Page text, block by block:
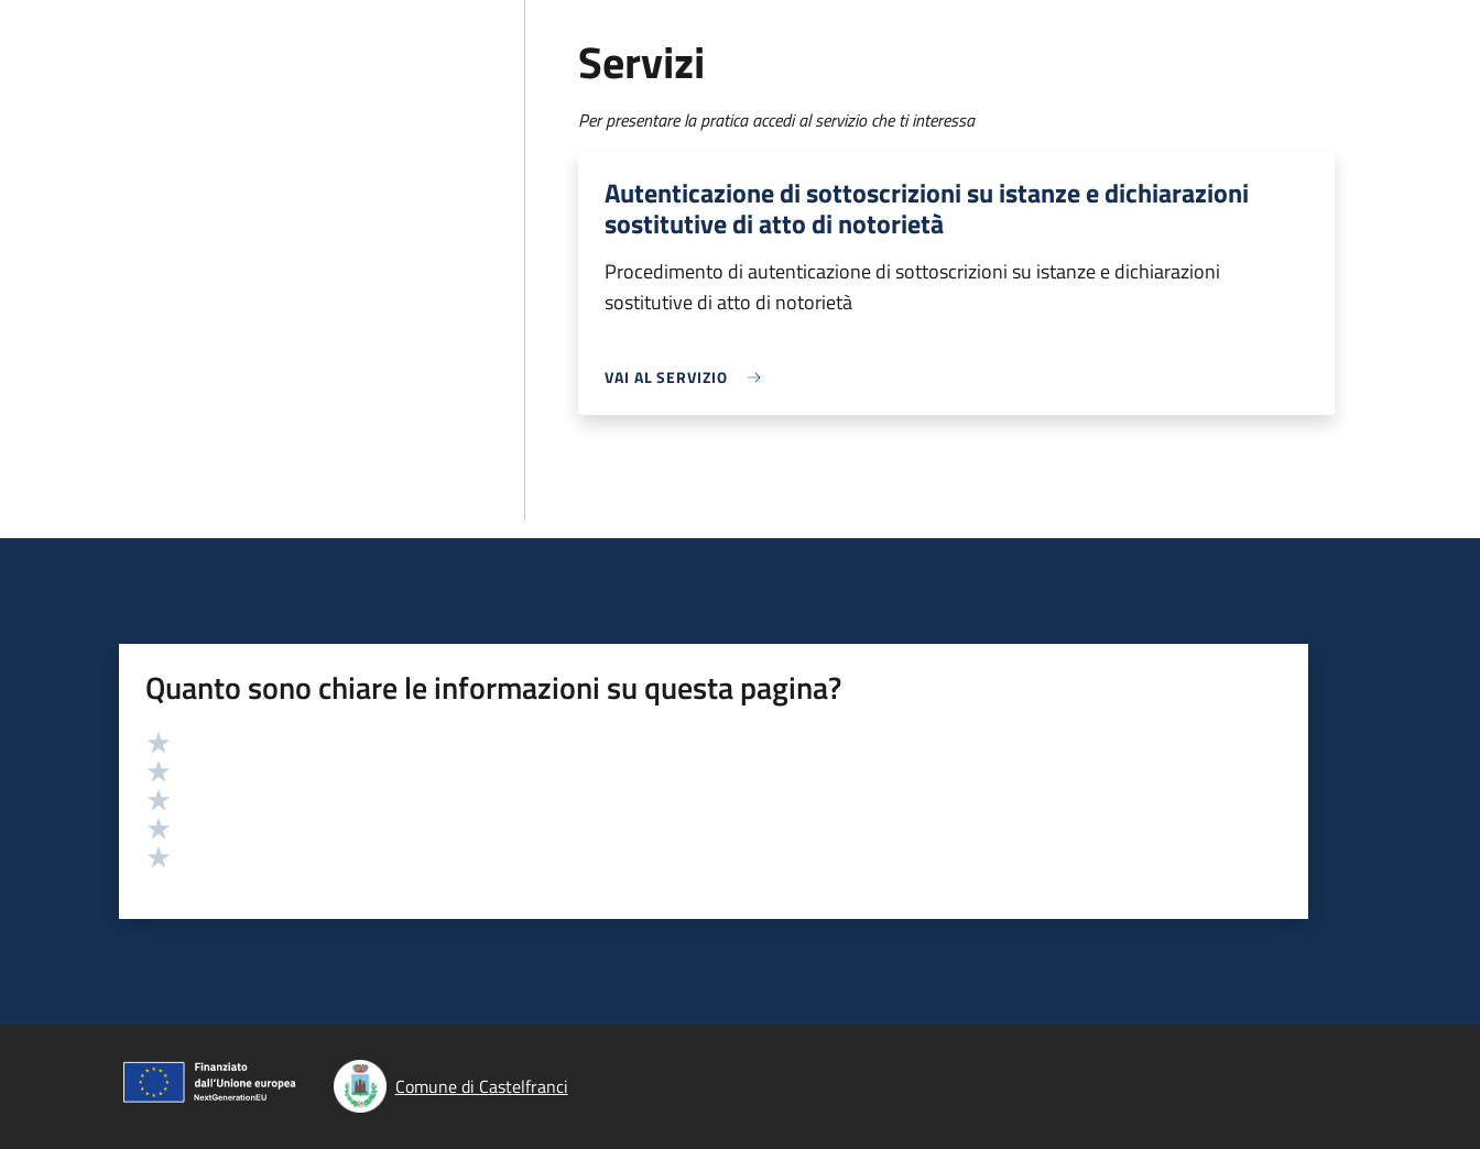
Servizi
Per presentare la pratica accedi al servizio che ti interessa
Autenticazione di sottoscrizioni su istanze e dichiarazioni
sostitutive di atto di notorietà
Procedimento di autenticazione di sottoscrizioni su istanze e dichiarazioni
sostitutive di atto di notorietà
VAI AL SERVIZIO
Quanto sono chiare le informazioni su questa pagina?
Valutazione
Comune di Castelfranci